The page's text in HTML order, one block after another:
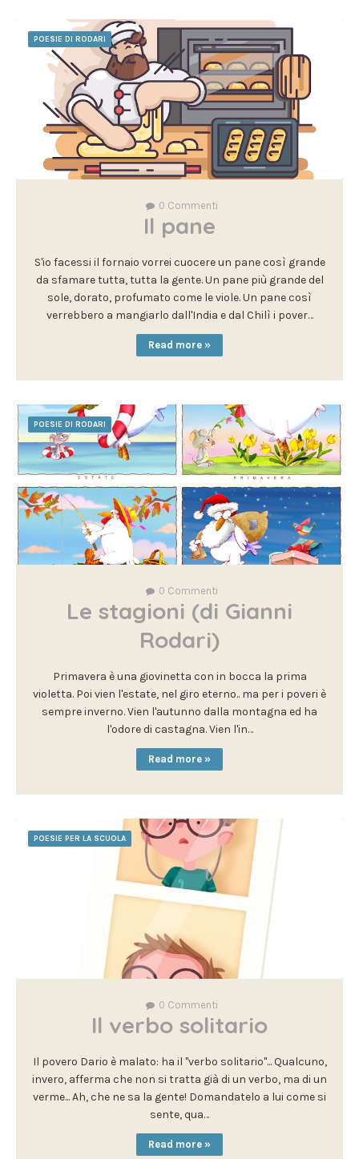
POESIE DI RODARI
0 Commenti
Il pane
S'io facessi il fornaio vorrei cuocere un pane così grande
da sfamare tutta, tutta la gente. Un pane più grande del
sole, dorato, profumato come le viole. Un pane così
verrebbero a mangiarlo dall'India e dal Chilì i pover…
Read more »
POESIE DI RODARI
0 Commenti
Le stagioni (di Gianni
Rodari)
Primavera è una giovinetta con in bocca la prima
violetta. Poi vien l'estate, nel giro eterno.. ma per i poveri è
sempre inverno. Vien l'autunno dalla montagna ed ha
l'odore di castagna. Vien l'in…
Read more »
POESIE PER LA SCUOLA
0 Commenti
Il verbo solitario
Il povero Dario è malato: ha il "verbo solitario"... Qualcuno,
invero, afferma che non si tratta già di un verbo, ma di un
verme... Ah, che ne sa la gente! Domandatelo a lui come si
sente, qua…
Read more »